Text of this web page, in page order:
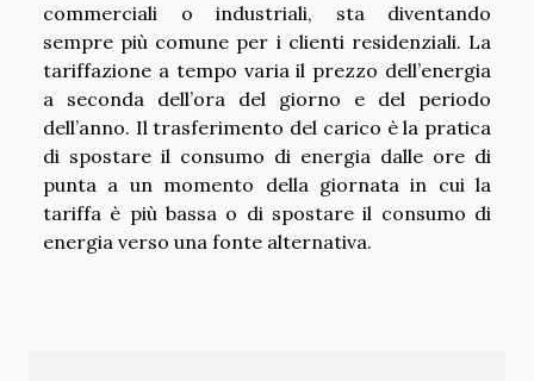
commerciali o industriali, sta diventando
sempre più comune per i clienti residenziali. La
tariffazione a tempo varia il prezzo dell’energia
a seconda dell’ora del giorno e del periodo
dell’anno. Il trasferimento del carico è la pratica
di spostare il consumo di energia dalle ore di
punta a un momento della giornata in cui la
tariffa è più bassa o di spostare il consumo di
energia verso una fonte alternativa.